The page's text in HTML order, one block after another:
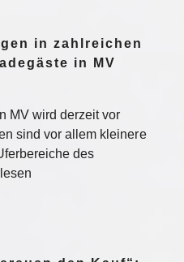
in zahlreichen
in MV
MV wird derzeit vor
sind vor allem kleinere
des